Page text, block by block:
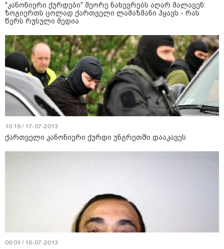
"კანონიერი ქურდები" მეორე ნახევრებს აღარ მალავენ:
ზოგიერთს ცოლად ქართველი ლამაზმანი ჰყავს - რას
წერს რუსული მედია
10:19 / 17-07-2013
ქართველი კანონიერი ქურდი უნგრეთში დააკავეს
09:03 / 16-07-2013